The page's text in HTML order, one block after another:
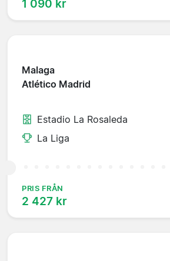
1 090 kr
Malaga
Atlético Madrid
Estadio La Rosaleda
La Liga
PRIS FRÅN
2 427 kr